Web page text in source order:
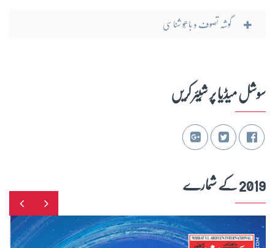
گوشہ تصوف و باھُو شناسی
سوشل میڈیا پر شِیئر کریں
2019 کے شمارے